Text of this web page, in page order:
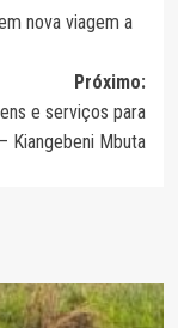
nova viagem a
Próximo:
e serviços para
Kiangebeni Mbuta